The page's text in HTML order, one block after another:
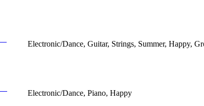
Electronic/Dance, Guitar, Strings, Summer, Happy,
Electronic/Dance, Piano, Happy